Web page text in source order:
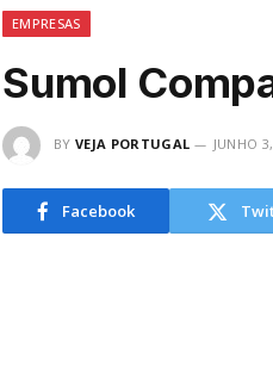
EMPRESAS
Sumol
BY VEJA PORTUGAL JUNHO
Facebook